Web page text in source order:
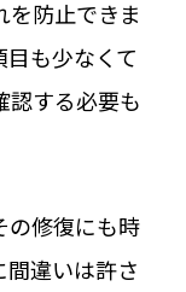
防止できま
も少なくて
認する必要も
の修復にも時
違いは許さ